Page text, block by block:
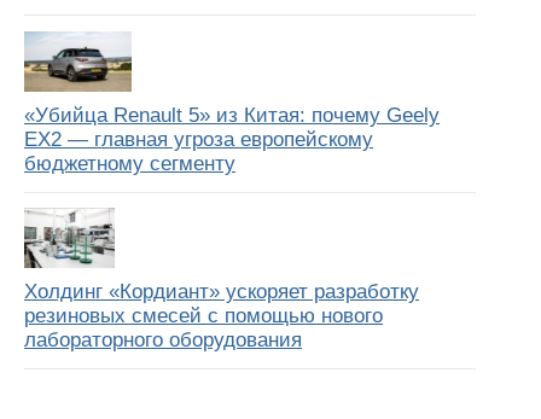
«Убийца Renault 5» из Китая: почему Geely
EX2 — главная угроза европейскому
бюджетному сегменту
Холдинг «Кордиант» ускоряет разработку
резиновых смесей с помощью нового
лабораторного оборудования